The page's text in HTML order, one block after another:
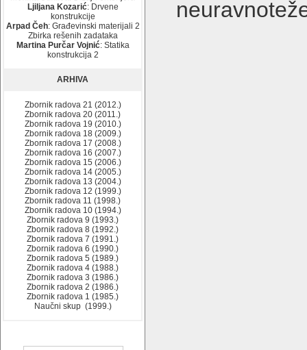
Ljiljana Kozarić: Drvene
konstrukcije
Arpad Čeh: Građevinski materijali 2
Zbirka rešenih zadataka
Martina Purčar Vojnić: Statika
konstrukcija 2
ARHIVA
Zbornik radova 21 (2012.)
Zbornik radova 20 (2011.)
Zbornik radova 19 (2010.)
Zbornik radova 18 (2009.)
Zbornik radova 17 (2008.)
Zbornik radova 16 (2007.)
Zbornik radova 15 (2006.)
Zbornik radova 14 (2005.)
Zbornik radova 13 (2004.)
Zbornik radova 12 (1999.)
Zbornik radova 11 (1998.)
Zbornik radova 10 (1994.)
Zbornik radova 9 (1993.)
Zbornik radova 8 (1992.)
Zbornik radova 7 (1991.)
Zbornik radova 6 (1990.)
Zbornik radova 5 (1989.)
Zbornik radova 4 (1988.)
Zbornik radova 3 (1986.)
Zbornik radova 2 (1986.)
Zbornik radova 1 (1985.)
Naučni skup (1999.)